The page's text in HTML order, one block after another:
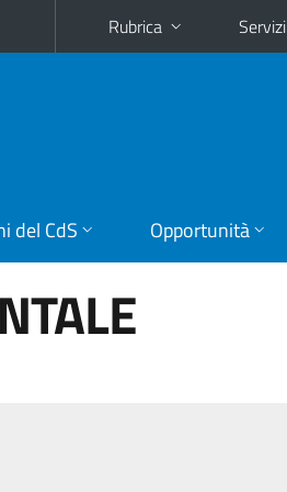
Rubrica Servizi
del CdS Opportunità